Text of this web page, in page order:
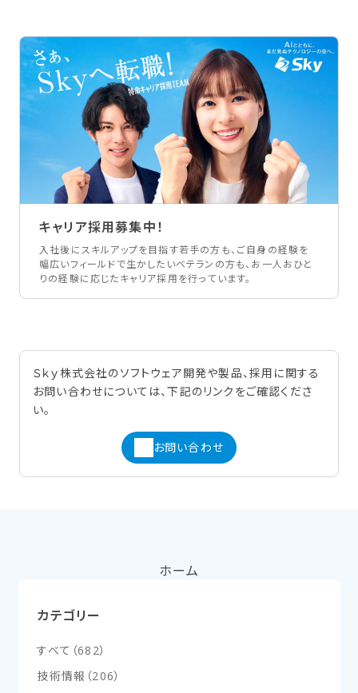
キャリア採用募集中！
入社後にスキルアップを目指す若手の方も、ご自身の経験を
幅広いフィールドで生かしたいベテランの方も、お一人おひと
りの経験に応じたキャリア採用を行っています。
Ｓｋｙ株式会社のソフトウェア開発や製品、採用に関する
お問い合わせについては、下記のリンクをご確認くださ
い。
お問い合わせ
ホーム
カテゴリー
すべて （682）
技術情報 （206）